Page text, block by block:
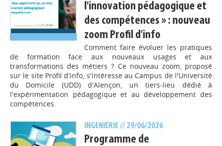
l'innovation pédagogique et
des compétences » : nouveau
zoom Profil d'info
Comment faire évoluer les pratiques
de formation face aux nouveaux usages et aux
transformations des métiers ? Ce nouveau zoom, proposé
sur le site Profil d'info, s'intéresse au Campus de l'Université
du Domicile (UDD) d'Alençon, un tiers-lieu dédié à
l'expérimentation pédagogique et au développement des
compétences.
INGENIERIE// 29/06/2026
Programme de